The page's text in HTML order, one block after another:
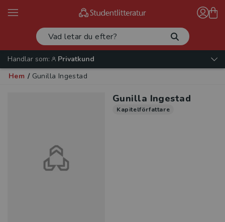
Handlar som:
Privatkund
Hem / Gunilla Ingestad
Gunilla Ingestad
Kapitelförfattare